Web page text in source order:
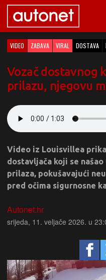
VIDEO ZABAVA VIRAL DOSTAVA
Vozač dostavnog
prilazu, njegovu
Video iz Louisvillea
dostavljača koji se
prilaza, pokušavajući
pred očima sigurnosne
Autonet.hr
srijeda, 11. veljače 2026. u